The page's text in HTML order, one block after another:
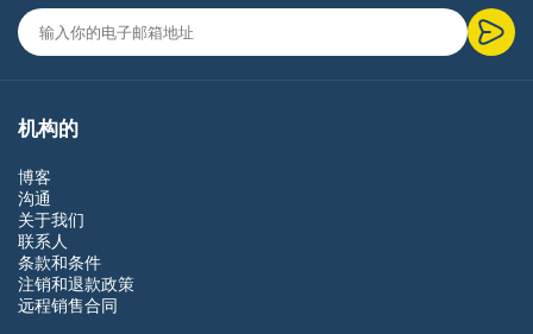
机构的
博客
沟通
关于我们
联系人
条款和条件
注销和退款政策
远程销售合同